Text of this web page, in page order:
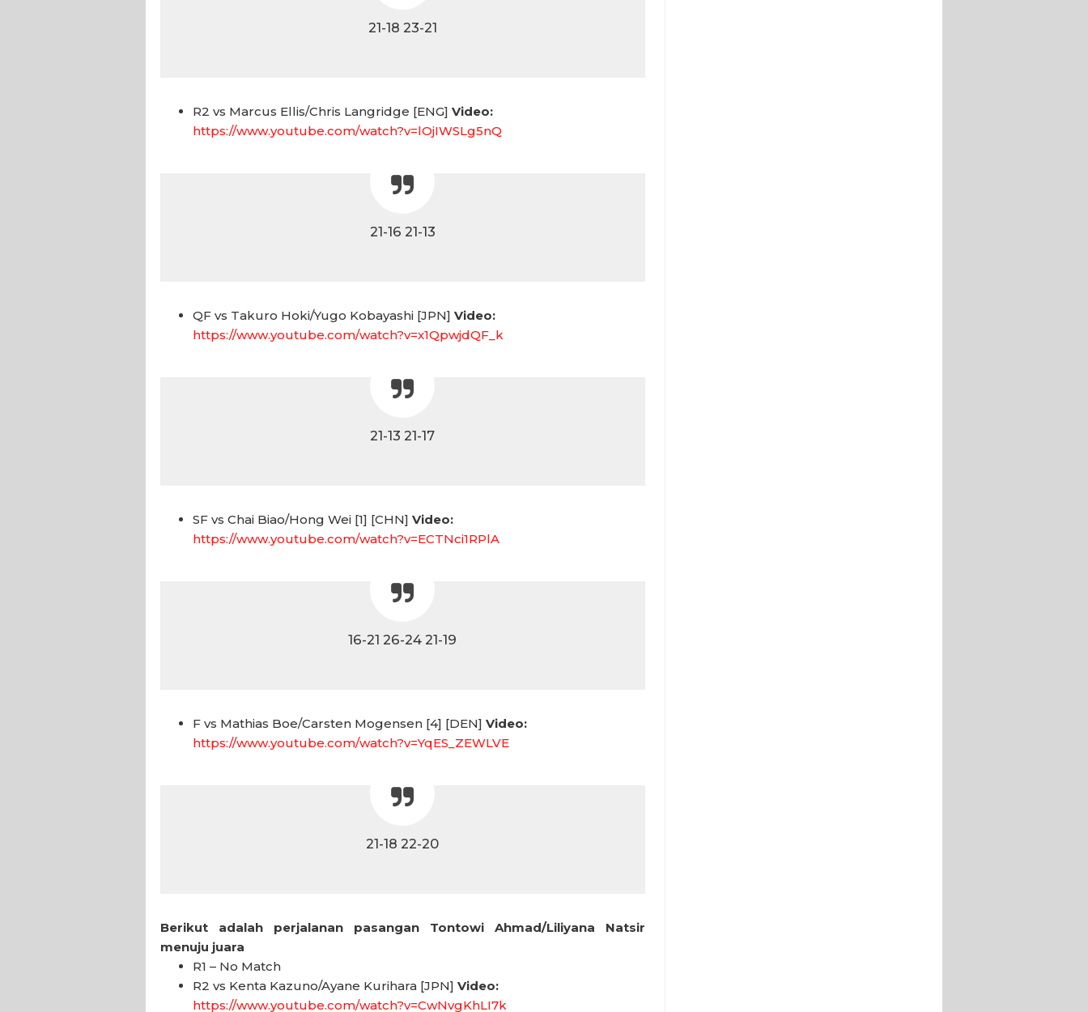
21-18 23-21
R2 vs Marcus Ellis/Chris Langridge [ENG] Video:
https://www.youtube.com/watch?v=lOjIWSLg5nQ
21-16 21-13
QF vs Takuro Hoki/Yugo Kobayashi [JPN] Video:
https://www.youtube.com/watch?v=x1QpwjdQF_k
21-13 21-17
SF vs Chai Biao/Hong Wei [1] [CHN] Video:
https://www.youtube.com/watch?v=ECTNci1RPlA
16-21 26-24 21-19
F vs Mathias Boe/Carsten Mogensen [4] [DEN] Video:
https://www.youtube.com/watch?v=YqES_ZEWLVE
21-18 22-20
Berikut adalah perjalanan pasangan Tontowi Ahmad/Liliyana Natsir
menuju juara
R1 – No Match
R2 vs Kenta Kazuno/Ayane Kurihara [JPN] Video:
https://www.youtube.com/watch?v=CwNvgKhLI7k